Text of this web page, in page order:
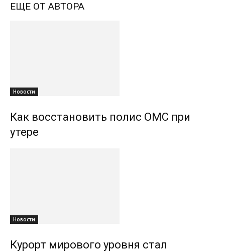
ЕЩЕ ОТ АВТОРА
Новости
Как восстановить полис ОМС при
утере
Новости
Курорт мирового уровня стал